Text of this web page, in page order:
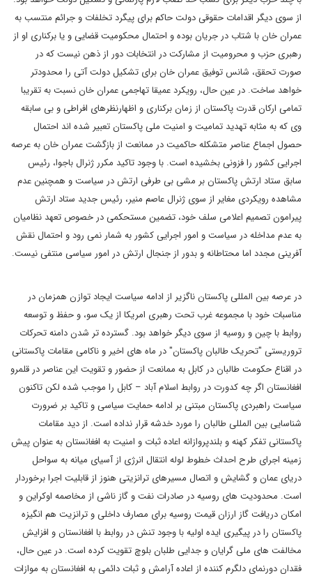
از سوی دیگر اقدامات حقوقی دولت حاکم برای پیگرد تخلفات و جرائم منتسب به
عمران خان با شتاب در جریان بوده و احتمال محکومیت قضایی و یا برکناری او از
رهبری حزب و محرومیت از مشارکت در انتخابات دور از ذهن نیست که در
صورت تحقق، شانس توفیق عمران خان برای تشکیل دولت آتی را محدودتر
خواهد ساخت. در عین حال، رویکرد عمیقا تهاجمی عمران خان نسبت به تقریبا
تمامی ارکان قدرت پاکستان از زمان برکناری و اظهارنظرهای افراطی و بی سابقه
وی که به مثابه تهدید تمامیت و امنیت ملی پاکستان تعبیر شده اند احتمال
حصول اجماع عناصر متشکله حاکمیت در ممانعت از بازگشت عمران خان به عرصه
اجرایی کشور را فزونی بخشیده است. با وجود تاکید مکرر ژنرال باجوا، رئیس
سابق ستاد ارتش پاکستان بر مشی بی طرفی ارتش در سیاست و همچنین عدم
مشاهده رویکردی مغایر از سوی ژنرال عاصم منیر، رئیس جدید ستاد ارتش
پیرامون تصمیم اعلامی سلف خود، تضمین مستحکمی در خصوص تعهد نظامیان
به عدم مداخله در سیاست و امور اجرایی کشور به شمار نمی رود و احتمال نقش
آفرینی مجدد اما محتاطانه و بدور از جنجال ارتش در امور سیاسی منتفی نیست.
در عرصه بین المللی پاکستان ناگزیر از ادامه سیاست ایجاد توازن همزمان در
مناسبات خود با مجموعه غرب تحت رهبری امریکا از یک سو، و حفظ و توسعه
روابط با چین و روسیه از سوی دیگر خواهد بود. گسترده تر شدن دامنه تحرکات
تروریستی "تحریک طالبان پاکستان" در ماه های اخیر و ناکامی مقامات پاکستانی
در اقناع حکومت طالبان در کابل به ممانعت از حضور و تقویت این عناصر در قلمرو
افغانستان اگر چه کدورت در روابط اسلام آباد – کابل را موجب شده لکن تاکنون
سیاست راهبردی پاکستان مبتنی بر ادامه حمایت سیاسی و تاکید بر ضرورت
شناسایی بین المللی طالبان را مورد خدشه قرار نداده است. از دید مقامات
پاکستانی تفکر کهنه و بلندپروازانه اعاده ثبات و امنیت به افغانستان به عنوان پیش
زمینه اجرای طرح احداث خطوط لوله انتقال انرژی از آسیای میانه به سواحل
دریای عمان و گشایش و اتصال مسیرهای ترانزیتی هنوز از قابلیت اجرا برخوردار
است. محدودیت های روسیه در صادرات نفت و گاز ناشی از مخاصمه اوکراین و
امکان دریافت گاز ارزان قیمت روسیه برای مصارف داخلی و ترانزیت هم انگیزه
پاکستان را در پیگیری ایده اولیه با وجود تنش در روابط با افغانستان و افزایش
مخالفت های ملی گرایان و جدایی طلبان بلوچ تقویت کرده است. در عین حال،
فقدان دورنمای دلگرم کننده از اعاده آرامش و ثبات دائمی به افغانستان به موازات